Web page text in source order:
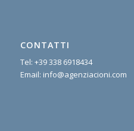
CONTATTI
Tel: +39 338 6918434
Email: info@agenziacioni.com